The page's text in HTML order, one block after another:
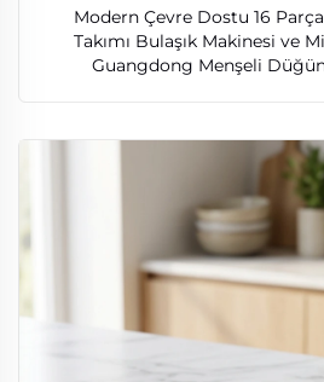
Modern Çevre Dostu 16
Takımı Bulaşık Makinesi ve
Guangdong Menşeli Düğün